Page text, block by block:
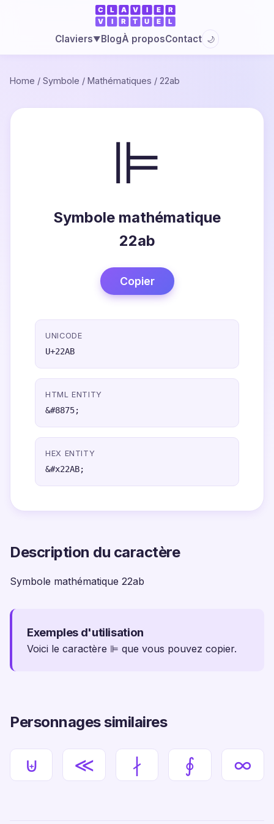
Claviers▼BlogÀ proposContact 🌙
Home / Symbole / Mathématiques / 22ab
⊫
Symbole mathématique
22ab
Copier
UNICODE
U+22AB
HTML ENTITY
&#8875;
HEX ENTITY
&#x22AB;
Description du caractère
Symbole mathématique 22ab
Exemples d'utilisation
Voici le caractère ⊫ que vous pouvez copier.
Personnages similaires
⊎ ≪ ∤ ∮ ∞